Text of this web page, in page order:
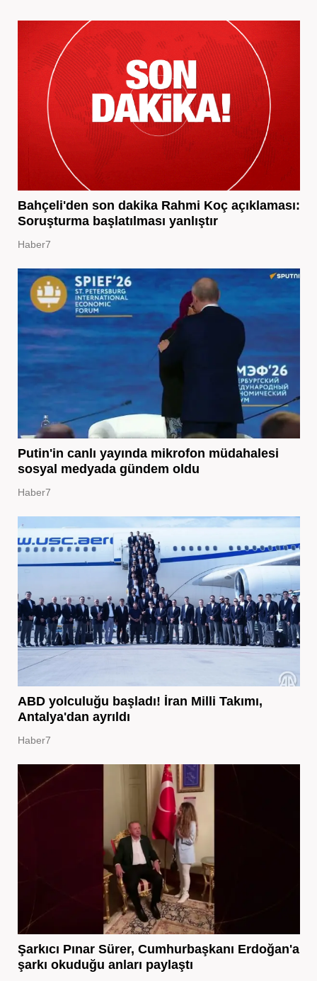
Bahçeli'den son dakika Rahmi Koç açıklaması:
Soruşturma başlatılması yanlıştır
Haber7
Putin'in canlı yayında mikrofon müdahalesi
sosyal medyada gündem oldu
Haber7
ABD yolculuğu başladı! İran Milli Takımı,
Antalya'dan ayrıldı
Haber7
Şarkıcı Pınar Sürer, Cumhurbaşkanı Erdoğan'a
şarkı okuduğu anları paylaştı